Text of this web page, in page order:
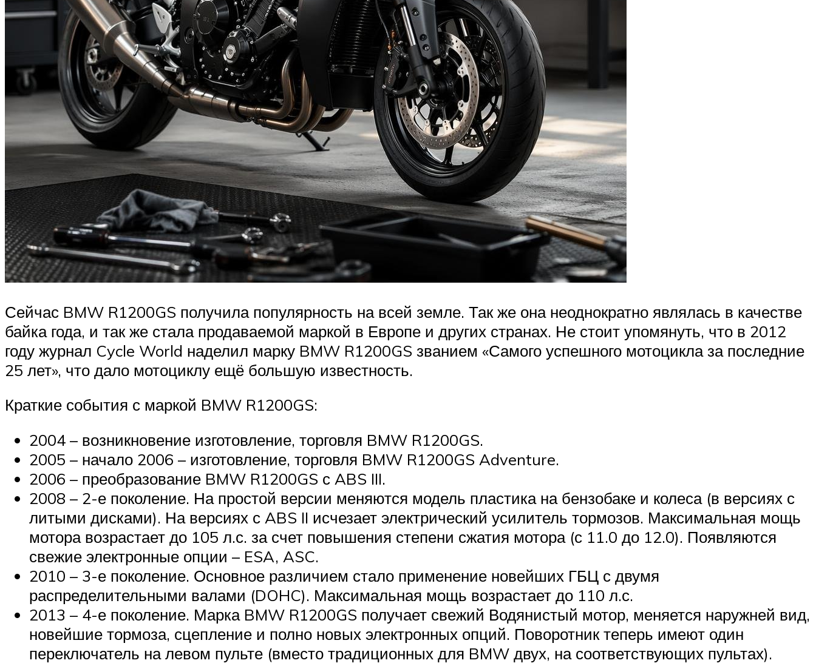
Сейчас BMW R1200GS получила популярность на всей земле. Так же она неоднократно являлась в качестве
байка года, и так же стала продаваемой маркой в Европе и других странах. Не стоит упомянуть, что в 2012
году журнал Cycle World наделил марку BMW R1200GS званием «Самого успешного мотоцикла за последние
25 лет», что дало мотоциклу ещё большую известность.
Краткие события с маркой BMW R1200GS:
2004 – возникновение изготовление, торговля BMW R1200GS.
2005 – начало 2006 – изготовление, торговля BMW R1200GS Adventure.
2006 – преобразование BMW R1200GS с ABS III.
2008 – 2-е поколение. На простой версии меняются модель пластика на бензобаке и колеса (в версиях с
литыми дисками). На версиях с ABS II исчезает электрический усилитель тормозов. Максимальная мощь
мотора возрастает до 105 л.с. за счет повышения степени сжатия мотора (с 11.0 до 12.0). Появляются
свежие электронные опции – ESA, ASC.
2010 – 3-е поколение. Основное различием стало применение новейших ГБЦ с двумя
распределительными валами (DOHC). Максимальная мощь возрастает до 110 л.с.
2013 – 4-е поколение. Марка BMW R1200GS получает свежий Водянистый мотор, меняется наружней вид,
новейшие тормоза, сцепление и полно новых электронных опций. Поворотник теперь имеют один
переключатель на левом пульте (вместо традиционных для BMW двух, на соответствующих пультах).